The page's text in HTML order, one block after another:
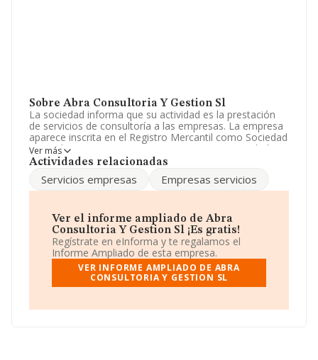
Sobre Abra Consultoria Y Gestion Sl
La sociedad informa que su actividad es la prestación
de servicios de consultoría a las empresas. La empresa
aparece inscrita en el Registro Mercantil como Sociedad
Limitada. Tiene CNAE: 7020 - '%cnae%'. La sociedad no
tiene actividad en mercados exteriores.
La sociedad Abra Consultoría y Gestión S.L, NIF
B64493216, tiene su domicilio social establecido en
municipio de Barcelona, Cataluña.
En relación con el sector y disponiendo de los datos de
hasta 72.271 empresas, la facturación en el ámbito
nacional alcanza los 15.184 millones de euros y el
promedio de la facturación de ventas entre todas las
compañías asciende a los 210 mil euros. Para aportar
media de empleados de las empresas es de 2. La
Ver más
Actividades relacionadas
Servicios empresas Empresas servicios
Ver el informe ampliado de Abra
Consultoria Y Gestion Sl ¡Es gratis!
Regístrate en eInforma y te regalamos el
Informe Ampliado de esta empresa.
VER INFORME AMPLIADO DE ABRA
CONSULTORIA Y GESTION SL